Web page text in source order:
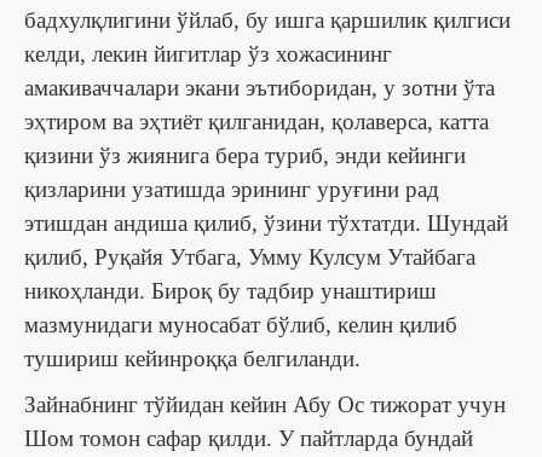
бадхулқлигини ўйлаб, бу ишга қаршилик қилгиси
келди, лекин йигитлар ўз хожасининг
амакиваччалари экани эътиборидан, у зотни ўта
эҳтиром ва эҳтиёт қилганидан, қолаверса, катта
қизини ўз жиянига бера туриб, энди кейинги
қизларини узатишда эрининг уруғини рад
этишдан андиша қилиб, ўзини тўхтатди. Шундай
қилиб, Руқайя Утбага, Умму Кулсум Утайбага
никоҳланди. Бироқ бу тадбир унаштириш
мазмунидаги муносабат бўлиб, келин қилиб
тушириш кейинроққа белгиланди.
Зайнабнинг тўйидан кейин Абу Ос тижорат учун
Шом томон сафар қилди. У пайтларда бундай